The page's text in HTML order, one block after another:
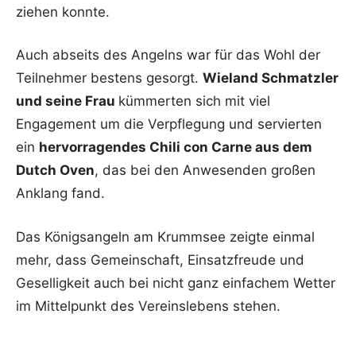
ziehen konnte.
Auch abseits des Angelns war für das Wohl der
Teilnehmer bestens gesorgt. Wieland Schmatzler
und seine Frau kümmerten sich mit viel
Engagement um die Verpflegung und servierten
ein hervorragendes Chili con Carne aus dem
Dutch Oven, das bei den Anwesenden großen
Anklang fand.
Das Königsangeln am Krummsee zeigte einmal
mehr, dass Gemeinschaft, Einsatzfreude und
Geselligkeit auch bei nicht ganz einfachem Wetter
im Mittelpunkt des Vereinslebens stehen.